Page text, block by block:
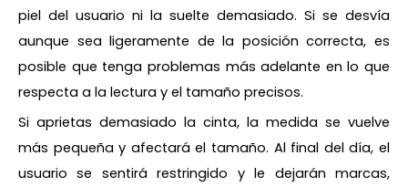
piel del usuario ni la suelte demasiado. Si se desvía
aunque sea ligeramente de la posición correcta, es
posible que tenga problemas más adelante en lo que
respecta a la lectura y el tamaño precisos.
Si aprietas demasiado la cinta, la medida se vuelve
más pequeña y afectará el tamaño. Al final del día, el
usuario se sentirá restringido y le dejarán marcas,